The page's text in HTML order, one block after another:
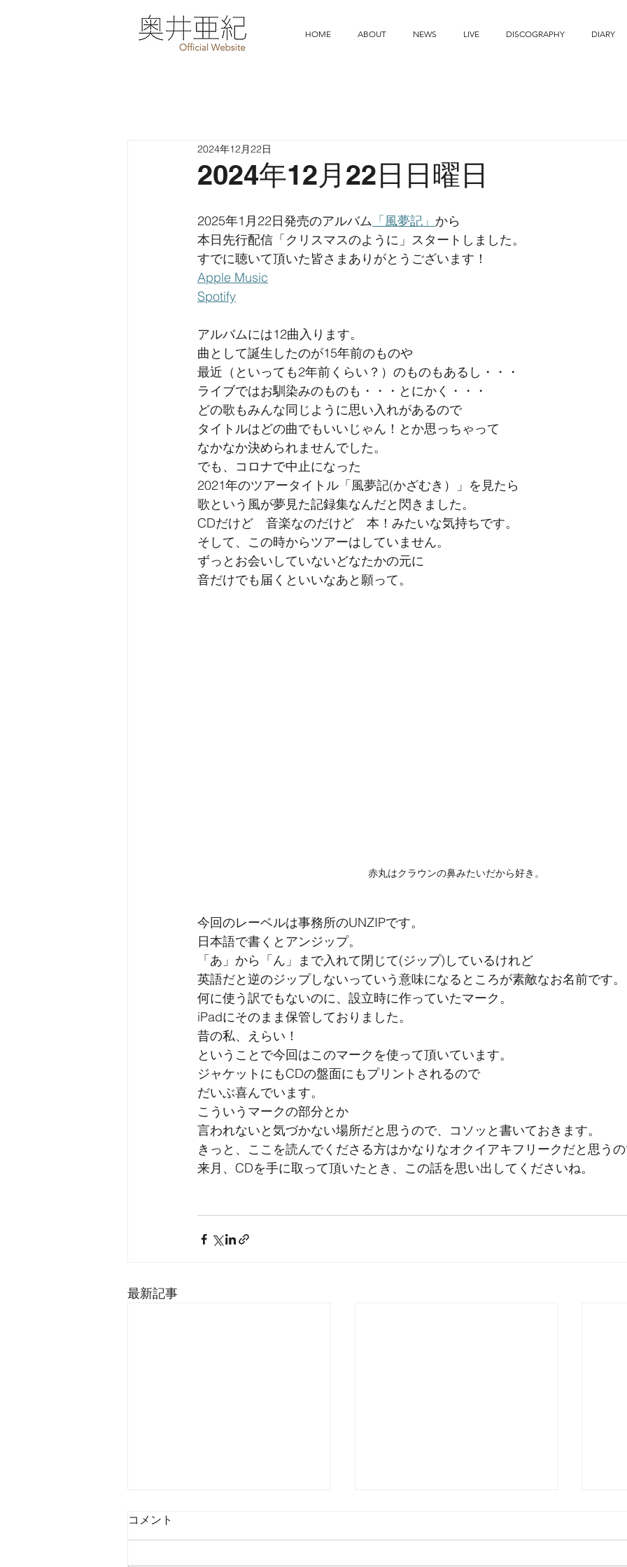
HOME ABOUT NEWS LIVE DISCOGRAPHY DIARY
2024年12月22日日曜日
2024年12月22日
2025年1月22日発売のアルバム 「風夢記」 から
本日先行配信「クリスマスのように」スタートしました。
すでに聴いて頂いた皆さまありがとうございます！
Apple Music
Spotify
アルバムには12曲入ります。
曲として誕生したのが15年前のものや
最近（といっても2年前くらい？）のものもあるし・・・
ライブではお馴染みのものも・・・とにかく・・・
どの歌もみんな同じように思い入れがあるので
タイトルはどの曲でもいいじゃん！とか思っちゃって
なかなか決められませんでした。
でも、コロナで中止になった
2021年のツアータイトル「風夢記(かざむき）」を見たら
歌という風が夢見た記録集なんだと閃きました。
CDだけど　音楽なのだけど　本！みたいな気持ちです。
そして、この時からツアーはしていません。
ずっとお会いしていないどなたかの元に
音だけでも届くといいなあと願って。
赤丸はクラウンの鼻みたいだから好き。
今回のレーベルは事務所のUNZIPです。
日本語で書くとアンジップ。
「あ」から「ん」まで入れて閉じて(ジップ)しているけれど
英語だと逆のジップしないっていう意味になるところが素敵なお名前です。
何に使う訳でもないのに、設立時に作っていたマーク。
iPadにそのまま保管しておりました。
昔の私、えらい！
ということで今回はこのマークを使って頂いています。
ジャケットにもCDの盤面にもプリントされるので
だいぶ喜んでいます。
こういうマークの部分とか
言われないと気づかない場所だと思うので、コソッと書いておきます。
きっと、ここを読んでくださる方はかなりなオクイアキフリークだと思う
来月、CDを手に取って頂いたとき、この話を思い出してくださいね。
最新記事
コメント